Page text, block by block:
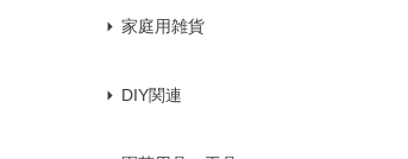
家庭用雑貨
DIY関連